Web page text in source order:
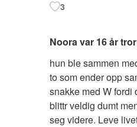
3
Noora var 16 år
hun ble sammen
to som ender opp
snakke med W fordi
blittr veldig dumt
seg videre. Leve